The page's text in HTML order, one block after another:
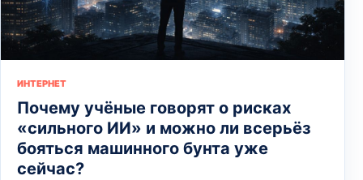
ИНТЕРНЕТ
Почему учёные говорят о рисках
«сильного ИИ» и можно ли всерьёз
бояться машинного бунта уже
сейчас?